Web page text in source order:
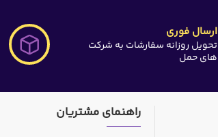
ارسال فوری
تحویل روزانه سفارشات به شرکت
های حمل
راهنمای مشتریان